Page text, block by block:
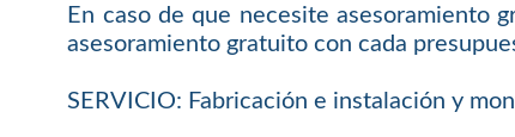
En caso de que necesite asesoramiento
asesoramiento gratuito con cada
SERVICIO: Fabricación e instalación y